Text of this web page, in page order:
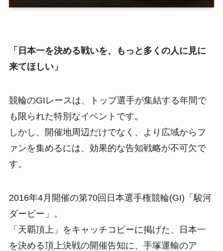
「日本一を決める戦いを、もっと多くの人に見に
来てほしい」
競輪のGIレースは、トップ選手が集結する年間で
も限られた特別なイベントです。
しかし、開催地周辺だけでなく、より広域からフ
ァンを集めるには、効果的な告知戦略が不可欠で
す。
2016年4月開催の第70回日本選手権競輪(GI)「駿河
ダービー」。
「天覇頂上」をキャッチコピーに掲げた、日本一
を決める頂上決戦の開催告知に、手塚運輸のア